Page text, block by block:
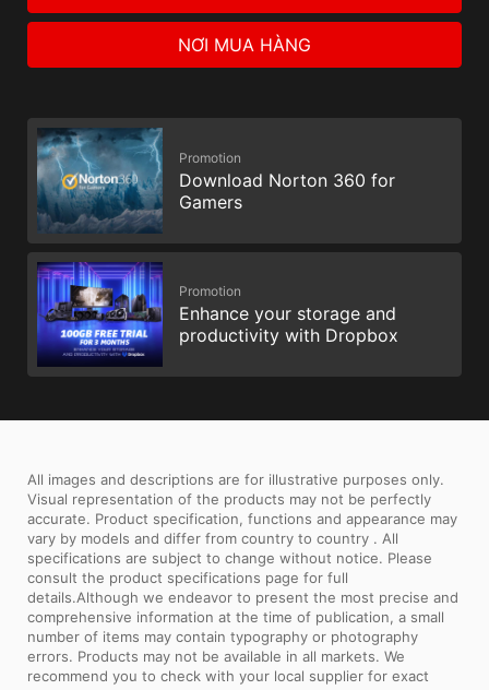
NƠI MUA HÀNG
Promotion
Download Norton 360 for
Gamers
Promotion
Enhance your storage and
productivity with Dropbox
All images and descriptions are for illustrative purposes only.
Visual representation of the products may not be perfectly
accurate. Product specification, functions and appearance may
vary by models and differ from country to country . All
specifications are subject to change without notice. Please
consult the product specifications page for full
details.Although we endeavor to present the most precise and
comprehensive information at the time of publication, a small
number of items may contain typography or photography
errors. Products may not be available in all markets. We
recommend you to check with your local supplier for exact